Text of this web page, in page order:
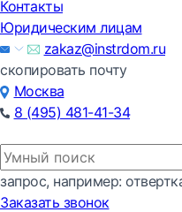
Контакты
Юридическим лицам
zakaz@instrdom.ru
скопировать почту
Москва
8 (495) 481-41-34
запрос, например:
Заказать звонок